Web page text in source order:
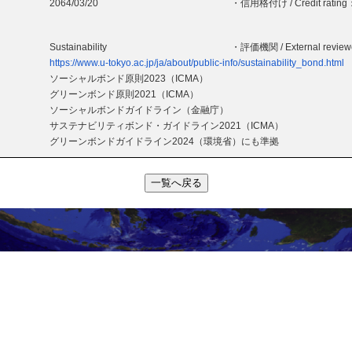
2064/03/20 ・信用格付け / Credit rating
Sustainability
・評価機関 / External
https://www.u-tokyo.ac.jp/ja/about/public-info/sustainability_bond.html
ソーシャルボンド原則2023（ICMA）
グリーンボンド原則2021（ICMA）
ソーシャルボンドガイドライン（金融庁）
サステナビリティボンド・ガイドライン2021（ICMA）
グリーンボンドガイドライン2024（環境省）にも準拠
一覧へ戻る